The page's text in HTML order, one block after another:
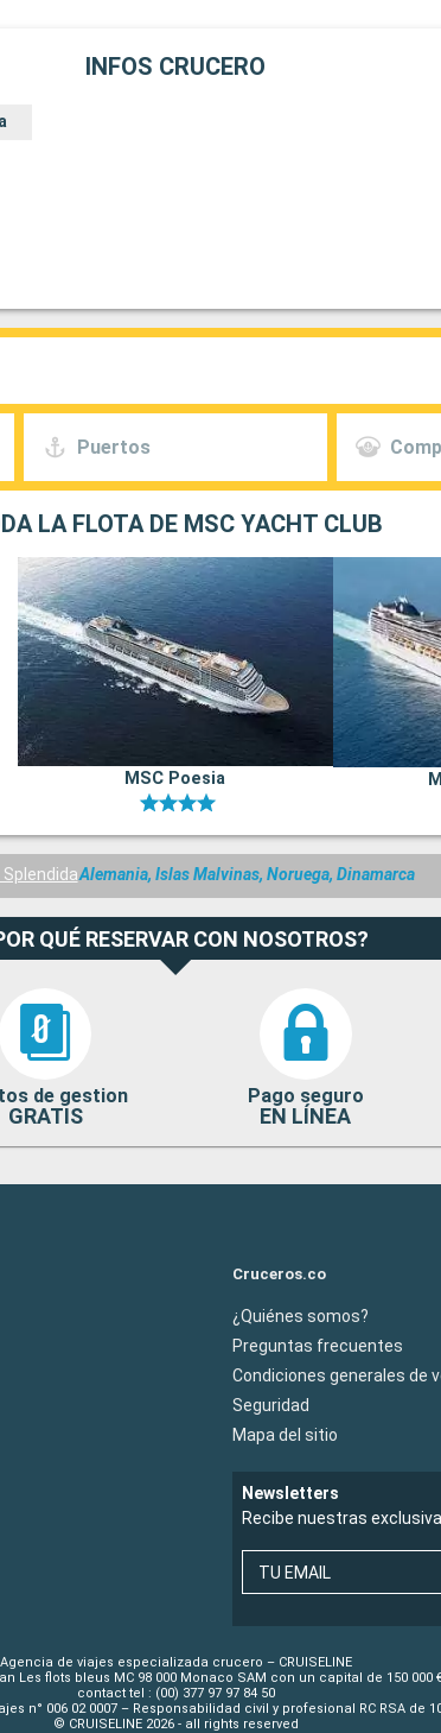
INFOS CRUCERO
Puertos
LA FLOTA DE MSC YACHT CLUB
MSC Poesia
SplendidaAlemania, Islas Malvinas, Noruega, Dinamarca
QUÉ RESERVAR CON NOSOTROS?
de gestion
GRATIS
Pago seguro
EN LÍNEA
Cruceros.co
¿Quiénes somos?
Preguntas frecuentes
Condiciones generales de
Seguridad
Mapa del sitio
Newsletters
Recibe nuestras
TU EMAIL
Agencia de viajes especializada crucero – CRUISELINE
Les flots bleus MC 98 000 Monaco SAM con un capital de 150 000
contact tel : (00) 377 97 97 84 50
n° 006 02 0007 – Responsabilidad civil y profesional RC RSA de 10
© CRUISELINE 2026 - all rights reserved